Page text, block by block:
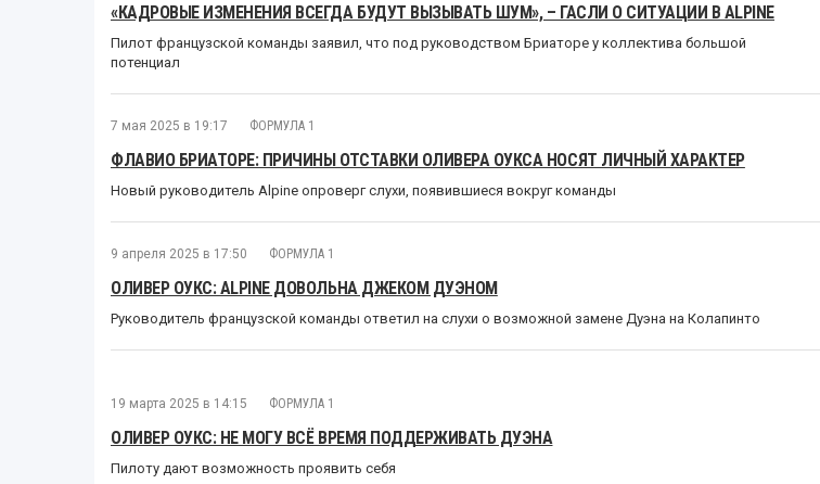
«КАДРОВЫЕ ИЗМЕНЕНИЯ ВСЕГДА БУДУТ ВЫЗЫВАТЬ ШУМ», – ГАСЛИ О СИТУАЦИИ В ALPINE
Пилот французской команды заявил, что под руководством Бриаторе у коллектива большой
потенциал
7 мая 2025 в 19:17 ФОРМУЛА 1
ФЛАВИО БРИАТОРЕ: ПРИЧИНЫ ОТСТАВКИ ОЛИВЕРА ОУКСА НОСЯТ ЛИЧНЫЙ ХАРАКТЕР
Новый руководитель Alpine опроверг слухи, появившиеся вокруг команды
9 апреля 2025 в 17:50 ФОРМУЛА 1
ОЛИВЕР ОУКС: ALPINE ДОВОЛЬНА ДЖЕКОМ ДУЭНОМ
Руководитель французской команды ответил на слухи о возможной замене Дуэна на Колапинто
19 марта 2025 в 14:15 ФОРМУЛА 1
ОЛИВЕР ОУКС: НЕ МОГУ ВСЁ ВРЕМЯ ПОДДЕРЖИВАТЬ ДУЭНА
Пилоту дают возможность проявить себя